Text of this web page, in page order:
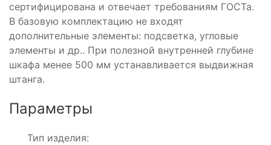
сертифицирована и отвечает требованиям ГОСТа.
В базовую комплектацию не входят
дополнительные элементы: подсветка, угловые
элементы и др.. При полезной внутренней глубине
шкафа менее 500 мм устанавливается выдвижная
штанга.
Параметры
Тип изделия: